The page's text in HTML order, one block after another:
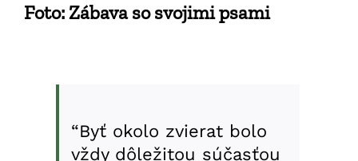
Foto: Zábava so svojimi psami
“Byť okolo zvierat bolo
vždy dôležitou súčasťou